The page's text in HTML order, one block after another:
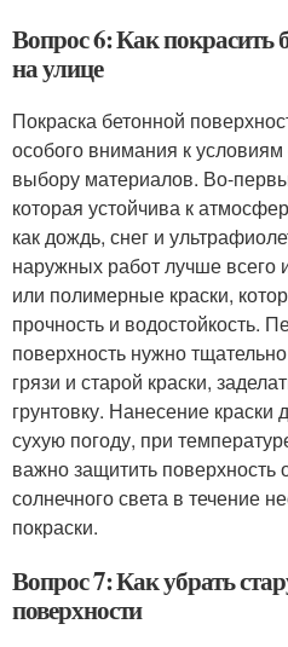
Вопрос 6: Как покрасить
на улице
Покраска бетонной
особого внимания к
выбору материалов. Во-
которая устойчива к
как дождь, снег и
наружных работ лучше всего
или полимерные краски,
прочность и водостойкость.
поверхность нужно
грязи и старой краски,
грунтовку. Нанесение краски
сухую погоду, при
важно защитить поверхность
солнечного света в течение
покраски.
Вопрос 7: Как убрать
поверхности